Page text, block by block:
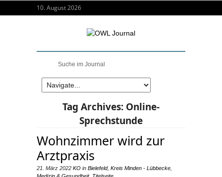
10. August 2026
Tag Archives: Online-
Sprechstunde
Wohnzimmer wird zur
Arztpraxis
21. März 2022 KO in Bielefeld, Kreis Minden - Lübbecke